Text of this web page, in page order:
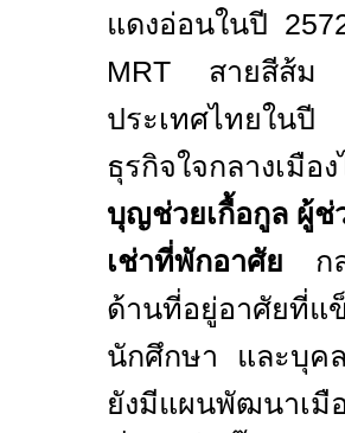
แดงอ่อนในปี
MRT สายสีส้ม
ประเทศไทยในปี
ธุรกิจใจกลางเ
บุญช่วยเกื้อกูล ผู้ช่
เช่าที่พักอาศัย ก
ด้านที่อยู่อาศัยที่
นักศึกษา และบุค
ยังมีแผนพัฒนาเ